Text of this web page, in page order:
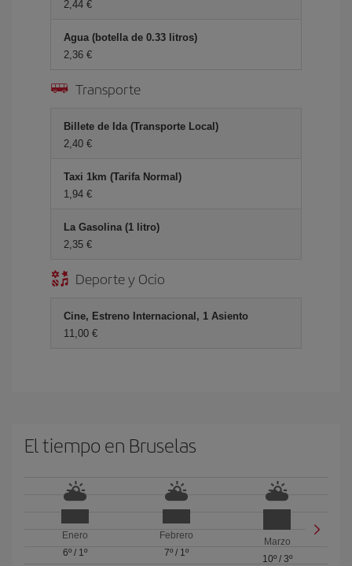
2,44 €
Agua (botella de 0.33 litros)
2,36 €
Transporte
Billete de Ida (Transporte Local)
2,40 €
Taxi 1km (Tarifa Normal)
1,94 €
La Gasolina (1 litro)
2,35 €
Deporte y Ocio
Cine, Estreno Internacional, 1 Asiento
11,00 €
El tiempo en Bruselas
Enero
6º/ 1º
Febrero
7º/ 1º
Marzo
10º/ 3º